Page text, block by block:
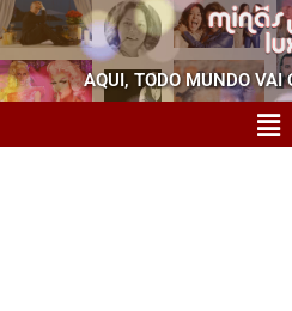
AQUI, TODO MUNDO VAI